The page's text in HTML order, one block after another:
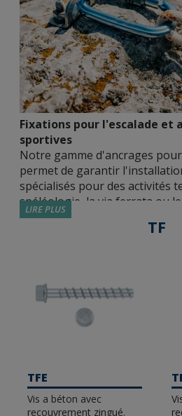
Fixations pour l'escalade et
sportives
Notre gamme d'ancrages
permet de garantir
spécialisés pour des activités
spéléologie, la via ferrata ou
disposons d'ancrages
différentes homologations et
Recommandations selon la
Vis à fixation directe TX /
d'installation grâce au fait
perceuse et d'une machine à
LIRE PLUS
TF
TFE
Vis a béton avec
recouvrement zingué.